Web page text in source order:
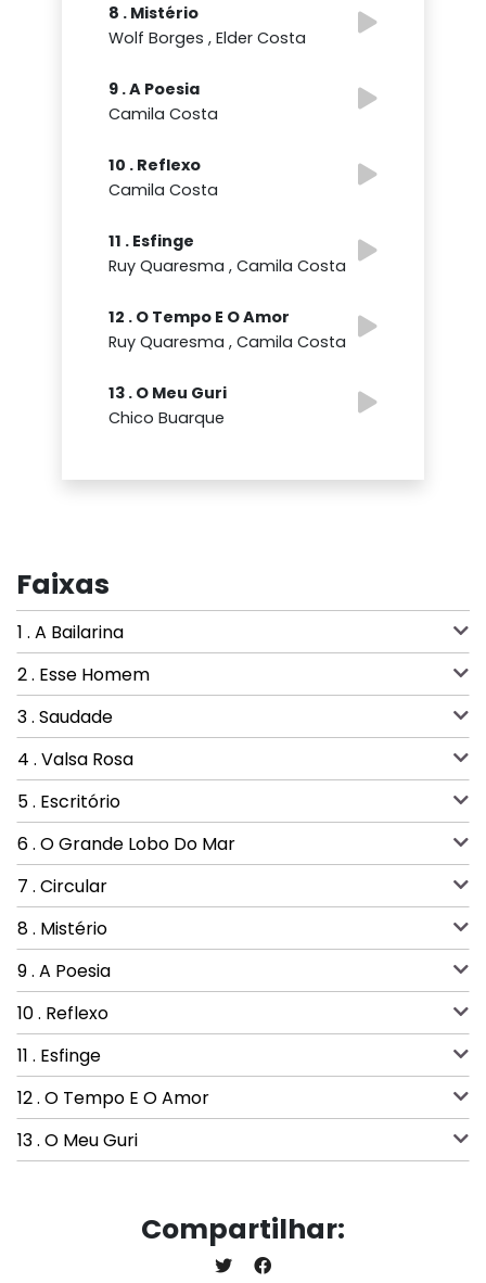
8 . Mistério
Wolf Borges , Elder Costa
9 . A Poesia
Camila Costa
10 . Reflexo
Camila Costa
11 . Esfinge
Ruy Quaresma , Camila Costa
12 . O Tempo E O Amor
Ruy Quaresma , Camila Costa
13 . O Meu Guri
Chico Buarque
Faixas
1 . A Bailarina
2 . Esse Homem
3 . Saudade
4 . Valsa Rosa
5 . Escritório
6 . O Grande Lobo Do Mar
7 . Circular
8 . Mistério
9 . A Poesia
10 . Reflexo
11 . Esfinge
12 . O Tempo E O Amor
13 . O Meu Guri
Compartilhar: